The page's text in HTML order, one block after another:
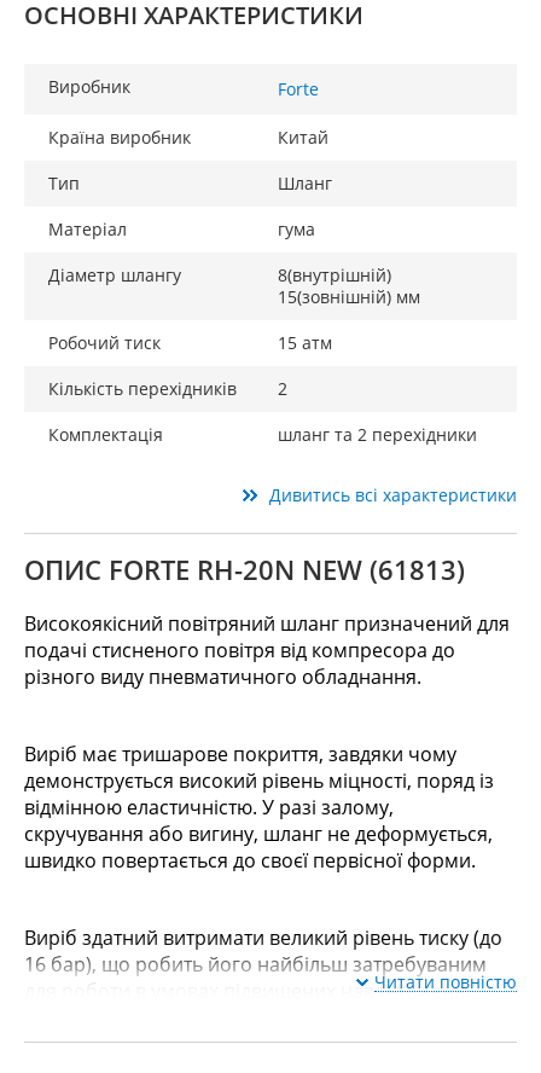
ОСНОВНІ ХАРАКТЕРИСТИКИ
Виробник Forte
Країна виробник
Китай
Тип
Шланг
Матеріал
гума
Діаметр шлангу
8(внутрішній)
15(зовнішній) мм
Робочий тиск
15 атм
Кількість перехідників
2
Комплектація
шланг та 2 перехідники
Дивитись всі характеристики
ОПИС FORTE RH-20N NEW (61813)
Високоякісний повітряний шланг призначений для
подачі стисненого повітря від компресора до
різного виду пневматичного обладнання.
Виріб має тришарове покриття, завдяки чому
демонструється високий рівень міцності, поряд із
відмінною еластичністю. У разі залому,
скручування або вигину, шланг не деформується,
швидко повертається до своєї первісної форми.
Виріб здатний витримати великий рівень тиску (до
16 бар), що робить його найбільш затребуваним
для роботи в умовах підвищених навантажень.
Читати повністю